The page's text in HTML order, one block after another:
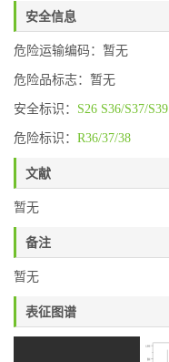
安全信息
危险运输编码：暂无
危险品标志：暂无
安全标识： S26 S36/S37/S39
危险标识： R36/37/38
文献
暂无
备注
暂无
表征图谱